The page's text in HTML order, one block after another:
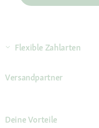
Flexible Zahlarten
Versandpartner
Deine Vorteile